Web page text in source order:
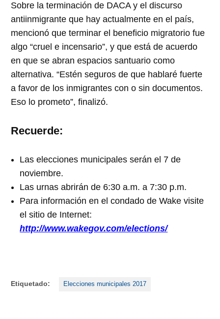
Sobre la terminación de DACA y el discurso
antiinmigrante que hay actualmente en el país,
mencionó que terminar el beneficio migratorio fue
algo “cruel e incensario”, y que está de acuerdo
en que se abran espacios santuario como
alternativa. “Estén seguros de que hablaré fuerte
a favor de los inmigrantes con o sin documentos.
Eso lo prometo”, finalizó.
Recuerde:
Las elecciones municipales serán el 7 de
noviembre.
Las urnas abrirán de 6:30 a.m. a 7:30 p.m.
Para información en el condado de Wake visite
el sitio de Internet:
http://www.wakegov.com/elections/
Etiquetado: Elecciones municipales 2017